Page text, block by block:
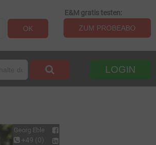
OK
E&M gratis testen:
ZUM PROBEABO
LOGIN
Georg Eble
+49 (0)